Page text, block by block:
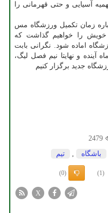
آسیایی و حتی قهرمانی را
زمان تکمیل ورزشگاه مس
خویش را خواهیم گذاشت که
اماده شود. نگرانی بابت
آینده و نهایتا نیم فصل لیگ،
جدید برگزار کنیم
2479
باشگاه تیم
(1)
(0)
X